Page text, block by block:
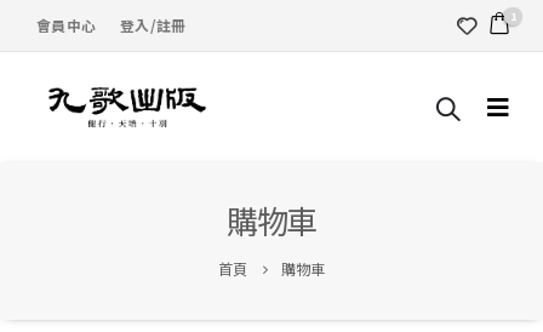
會員中心 登入/註冊 1
購物車
首頁 購物車